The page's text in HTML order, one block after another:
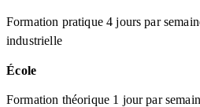
Formation pratique 4 jours par
industrielle
École
Formation théorique 1 jour par